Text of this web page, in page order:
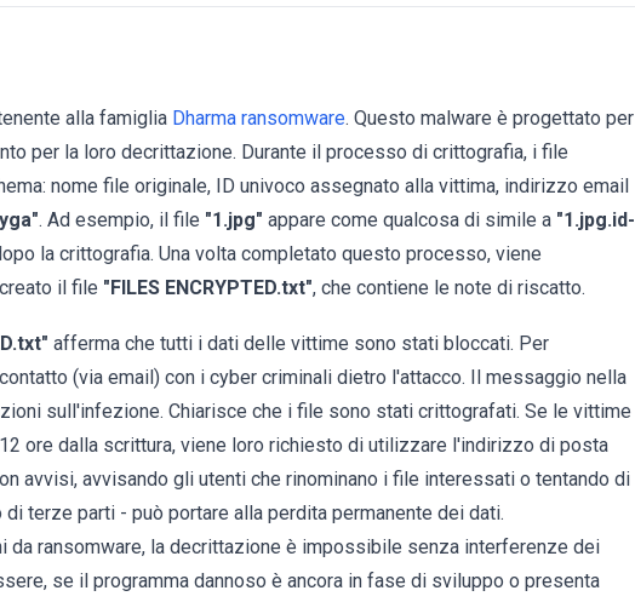
alla famiglia Dharma ransomware. Questo malware è progettato per
per la loro decrittazione. Durante il processo di crittografia, i file
nome file originale, ID univoco assegnato alla vittima, indirizzo email
. Ad esempio, il file "1.jpg" appare come qualcosa di simile a "1.jpg.id-
la crittografia. Una volta completato questo processo, viene
il file "FILES ENCRYPTED.txt", che contiene le note di riscatto.
afferma che tutti i dati delle vittime sono stati bloccati. Per
(via email) con i cyber criminali dietro l'attacco. Il messaggio nella
sull'infezione. Chiarisce che i file sono stati crittografati. Se le vittime
ore dalla scrittura, viene loro richiesto di utilizzare l'indirizzo di posta
avvisi, avvisando gli utenti che rinominano i file interessati o tentando di
terze parti - può portare alla perdita permanente dei dati.
da ransomware, la decrittazione è impossibile senza interferenze dei
se il programma dannoso è ancora in fase di sviluppo o presenta